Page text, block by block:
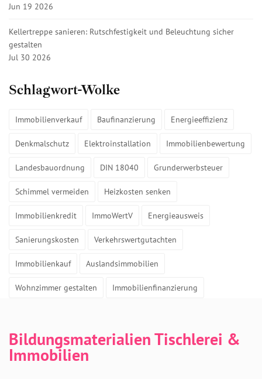
Jun 19 2026
Kellertreppe sanieren: Rutschfestigkeit und Beleuchtung sicher
gestalten
Jul 30 2026
Schlagwort-Wolke
Immobilienverkauf Baufinanzierung Energieeffizienz
Denkmalschutz Elektroinstallation Immobilienbewertung
Landesbauordnung DIN 18040 Grunderwerbsteuer
Schimmel vermeiden Heizkosten senken
Immobilienkredit ImmoWertV Energieausweis
Sanierungskosten Verkehrswertgutachten
Immobilienkauf Auslandsimmobilien
Wohnzimmer gestalten Immobilienfinanzierung
Bildungsmaterialien Tischlerei &
Immobilien